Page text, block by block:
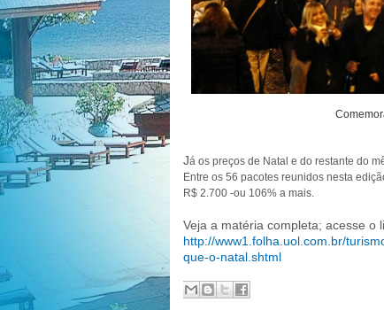
Já os preços de Natal e do restante do
Entre os 56 pacotes reunidos nesta
R$ 2.700 -ou 106% a mais.
Veja a matéria completa; acesse o
http://www1.folha.uol.com.br/
que-o-natal.shtml